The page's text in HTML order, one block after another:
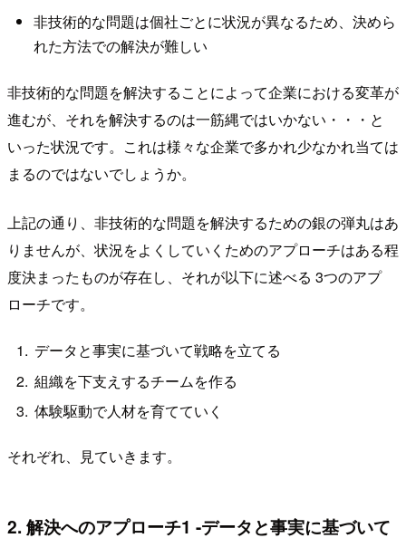
非技術的な問題は個社ごとに状況が異なるため、決めら
れた方法での解決が難しい
非技術的な問題を解決することによって企業における変革が
進むが、それを解決するのは一筋縄ではいかない・・・と
いった状況です。これは様々な企業で多かれ少なかれ当ては
まるのではないでしょうか。
上記の通り、非技術的な問題を解決するための銀の弾丸はあ
りませんが、状況をよくしていくためのアプローチはある程
度決まったものが存在し、それが以下に述べる 3つのアプ
ローチです。
データと事実に基づいて戦略を立てる
組織を下支えするチームを作る
体験駆動で人材を育てていく
それぞれ、見ていきます。
2. 解決へのアプローチ1 -データと事実に基づいて